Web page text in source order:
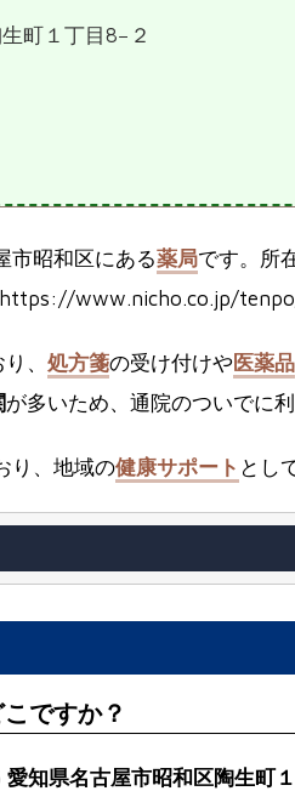
町１丁目8−２
市昭和区にある薬局です。所
www.nicho.co.jp/
、 処方箋の受け付けや医薬品
が多いため、通院のついでに
り、地域の健康サポート とし
ですか？
愛知県名古屋市昭和区陶生町